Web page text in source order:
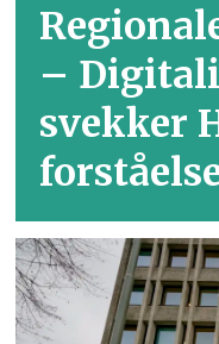
–
svekker